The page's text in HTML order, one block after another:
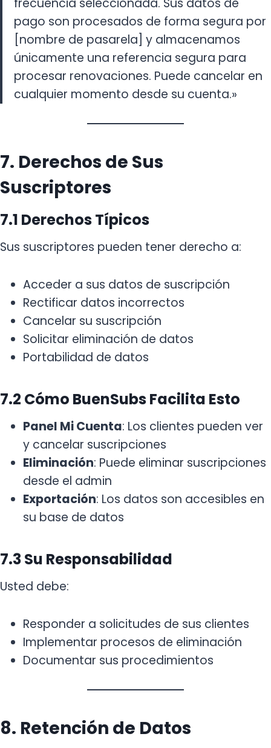
frecuencia seleccionada. Sus datos de
pago son procesados de forma segura por
[nombre de pasarela] y almacenamos
únicamente una referencia segura para
procesar renovaciones. Puede cancelar en
cualquier momento desde su cuenta.»
7. Derechos de Sus
Suscriptores
7.1 Derechos Típicos
Sus suscriptores pueden tener derecho a:
Acceder a sus datos de suscripción
Rectificar datos incorrectos
Cancelar su suscripción
Solicitar eliminación de datos
Portabilidad de datos
7.2 Cómo BuenSubs Facilita Esto
Panel Mi Cuenta: Los clientes pueden ver
y cancelar suscripciones
Eliminación: Puede eliminar suscripciones
desde el admin
Exportación: Los datos son accesibles en
su base de datos
7.3 Su Responsabilidad
Usted debe:
Responder a solicitudes de sus clientes
Implementar procesos de eliminación
Documentar sus procedimientos
8. Retención de Datos